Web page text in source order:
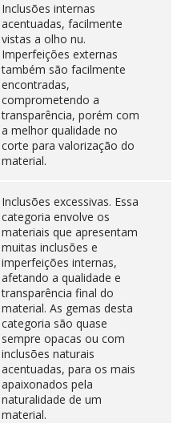
Inclusões internas
acentuadas, facilmente
vistas a olho nu.
Imperfeições externas
também são facilmente
encontradas,
comprometendo a
transparência, porém com
a melhor qualidade no
corte para valorização do
material.
Inclusões excessivas. Essa
categoria envolve os
materiais que apresentam
muitas inclusões e
imperfeições internas,
afetando a qualidade e
transparência final do
material. As gemas desta
categoria são quase
sempre opacas ou com
inclusões naturais
acentuadas, para os mais
apaixonados pela
naturalidade de um
material.